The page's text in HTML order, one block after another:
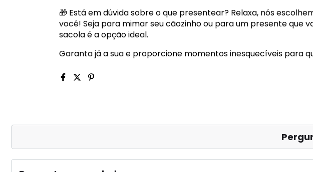
🎁 Está em dúvida sobre o que presentear? Relaxa, nós
você! Seja para mimar seu cãozinho ou para um presente que
sacola é a opção ideal.
Garanta já a sua e proporcione momentos inesquecíveis para